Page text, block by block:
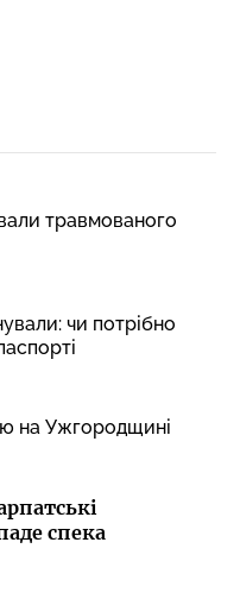
травмованого
чи потрібно
на Ужгородщині
спека